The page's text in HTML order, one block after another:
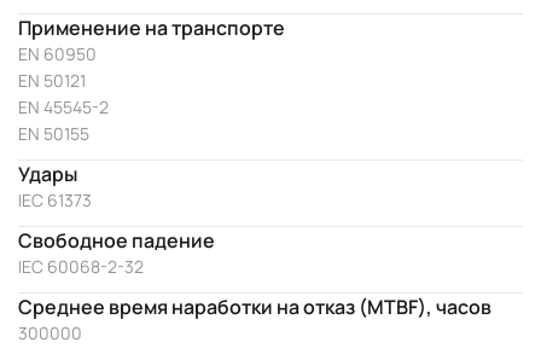
Применение на транспорте
EN 60950
EN 50121
EN 45545-2
EN 50155
Удары
IEC 61373
Свободное падение
IEC 60068-2-32
Среднее время наработки на отказ (MTBF), часов
300000